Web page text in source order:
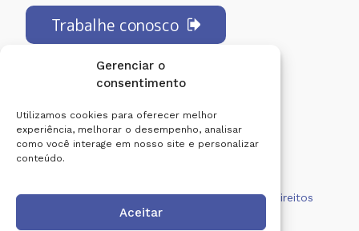
Gerenciar o
consentimento
Utilizamos cookies para oferecer melhor
experiência, melhorar o desempenho, analisar
como você interage em nosso site e personalizar
conteúdo.
Aceitar
Trabalhe conosco
Redes Sociais:
Centro de Diagnóstico Lucilo Ávila. Todos os direitos